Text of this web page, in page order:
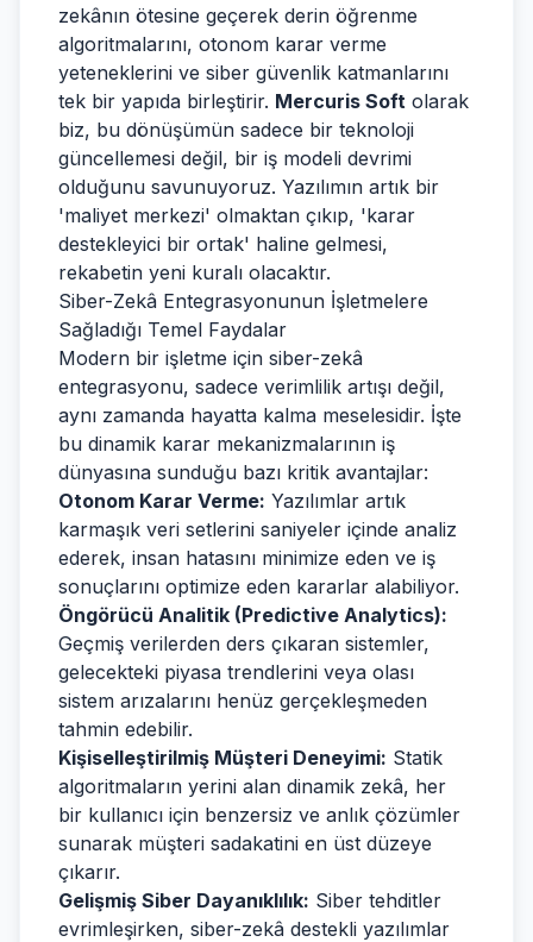
zekânın ötesine geçerek derin öğrenme
algoritmalarını, otonom karar verme
yeteneklerini ve siber güvenlik katmanlarını
tek bir yapıda birleştirir. Mercuris Soft olarak
biz, bu dönüşümün sadece bir teknoloji
güncellemesi değil, bir iş modeli devrimi
olduğunu savunuyoruz. Yazılımın artık bir
'maliyet merkezi' olmaktan çıkıp, 'karar
destekleyici bir ortak' haline gelmesi,
rekabetin yeni kuralı olacaktır.
Siber-Zekâ Entegrasyonunun İşletmelere
Sağladığı Temel Faydalar
Modern bir işletme için siber-zekâ
entegrasyonu, sadece verimlilik artışı değil,
aynı zamanda hayatta kalma meselesidir. İşte
bu dinamik karar mekanizmalarının iş
dünyasına sunduğu bazı kritik avantajlar:
Otonom Karar Verme: Yazılımlar artık
karmaşık veri setlerini saniyeler içinde analiz
ederek, insan hatasını minimize eden ve iş
sonuçlarını optimize eden kararlar alabiliyor.
Öngörücü Analitik (Predictive Analytics):
Geçmiş verilerden ders çıkaran sistemler,
gelecekteki piyasa trendlerini veya olası
sistem arızalarını henüz gerçekleşmeden
tahmin edebilir.
Kişiselleştirilmiş Müşteri Deneyimi: Statik
algoritmaların yerini alan dinamik zekâ, her
bir kullanıcı için benzersiz ve anlık çözümler
sunarak müşteri sadakatini en üst düzeye
çıkarır.
Gelişmiş Siber Dayanıklılık: Siber tehditler
evrimleşirken, siber-zekâ destekli yazılımlar